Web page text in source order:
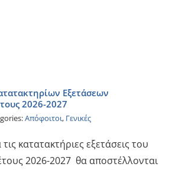
Εξετάσεων
2026-2027
Απόφοιτοι, Γενικές
τις κατατακτήριες εξετάσεις του
2026-2027 θα αποστέλλονται